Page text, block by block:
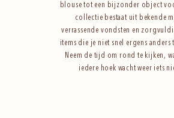
blouse tot een bijzonder object
collectie bestaat uit bekende
verrassende vondsten en
items die je niet snel ergens anders
Neem de tijd om rond te kijken,
iedere hoek wacht weer iets